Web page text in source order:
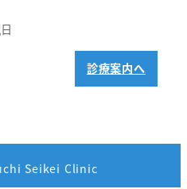
診療案内へ
Seikei Clinic